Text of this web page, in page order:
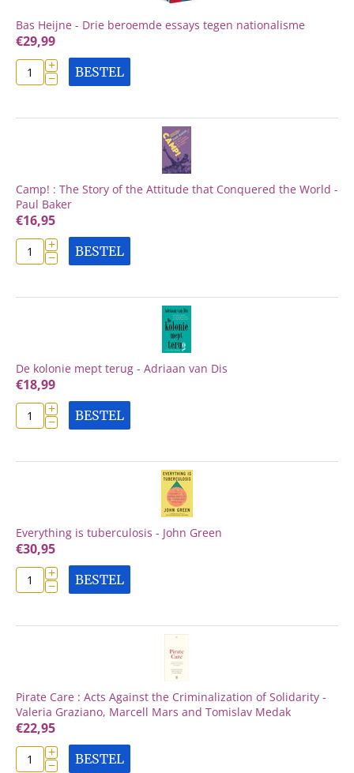
Bas Heijne - Drie beroemde essays tegen nationalisme
€29,99
+
− BESTEL
Camp! : The Story of the Attitude that Conquered the World -
Paul Baker
€16,95
+
− BESTEL
De kolonie mept terug - Adriaan van Dis
€18,99
+
− BESTEL
Everything is tuberculosis - John Green
€30,95
+
− BESTEL
Pirate Care : Acts Against the Criminalization of Solidarity -
Valeria Graziano, Marcell Mars and Tomislav Medak
€22,95
+
− BESTEL